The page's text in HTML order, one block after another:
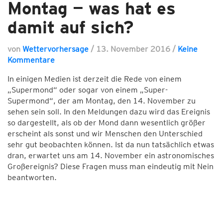
Montag — was hat es
damit auf sich?
von Wettervorhersage / 13. November 2016 / Keine
Kommentare
In einigen Medien ist derzeit die Rede von einem
„Supermond“ oder sogar von einem „Super-
Supermond“, der am Montag, den 14. November zu
sehen sein soll. In den Meldungen dazu wird das Ereignis
so dargestellt, als ob der Mond dann wesentlich größer
erscheint als sonst und wir Menschen den Unterschied
sehr gut beobachten können. Ist da nun tatsächlich etwas
dran, erwartet uns am 14. November ein astronomisches
Großereignis? Diese Fragen muss man eindeutig mit Nein
beantworten.